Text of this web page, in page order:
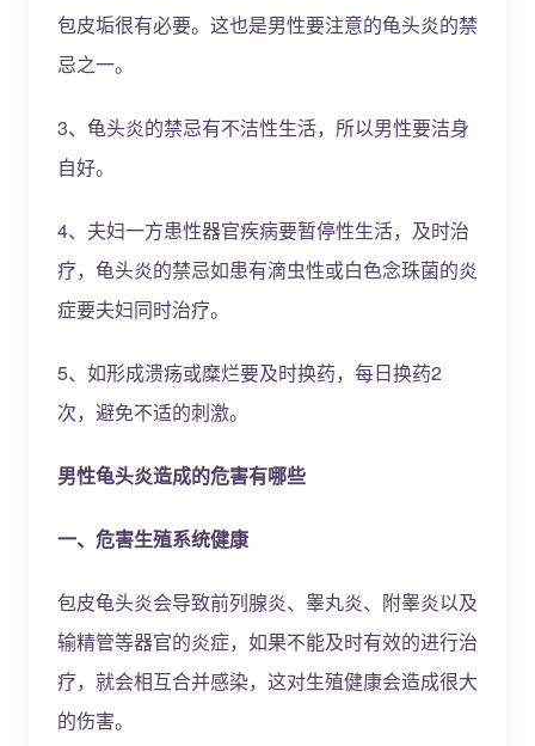
包皮垢很有必要。这也是男性要注意的龟头炎的禁
忌之一。
3、龟头炎的禁忌有不洁性生活，所以男性要洁身
自好。
4、夫妇一方患性器官疾病要暂停性生活，及时治
疗，龟头炎的禁忌如患有滴虫性或白色念珠菌的炎
症要夫妇同时治疗。
5、如形成溃疡或糜烂要及时换药，每日换药2
次，避免不适的刺激。
男性龟头炎造成的危害有哪些
一、危害生殖系统健康
包皮龟头炎会导致前列腺炎、睾丸炎、附睾炎以及
输精管等器官的炎症，如果不能及时有效的进行治
疗，就会相互合并感染，这对生殖健康会造成很大
的伤害。